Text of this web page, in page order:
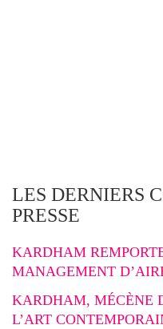
LES DERNIERS
PRESSE
KARDHAM
MANAGEMENT
KARDHAM, MÉCÈNE
L’ART